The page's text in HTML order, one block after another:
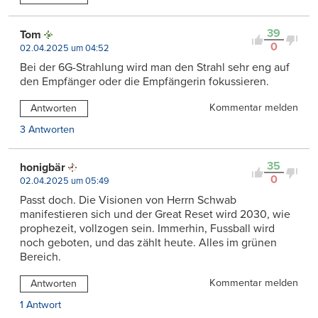
39
0
Tom
02.04.2025 um 04:52
Bei der 6G-Strahlung wird man den Strahl sehr eng auf
den Empfänger oder die Empfängerin fokussieren.
Antworten
Kommentar melden
3 Antworten
35
0
honigbär
02.04.2025 um 05:49
Passt doch. Die Visionen von Herrn Schwab
manifestieren sich und der Great Reset wird 2030, wie
prophezeit, vollzogen sein. Immerhin, Fussball wird
noch geboten, und das zählt heute. Alles im grünen
Bereich.
Antworten
Kommentar melden
1 Antwort